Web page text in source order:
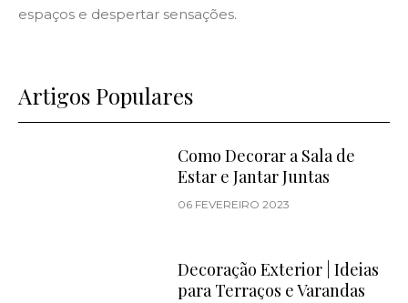
espaços e despertar sensações.
Artigos Populares
Como Decorar a Sala de
Estar e Jantar Juntas
06 FEVEREIRO 2023
Decoração Exterior | Ideias
para Terraços e Varandas